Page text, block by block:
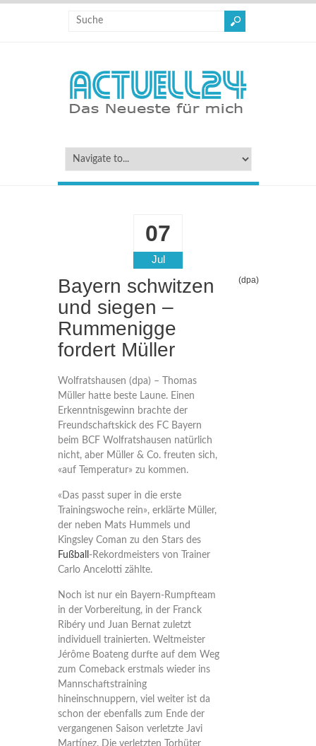
07
Jul
Bayern schwitzen
und siegen –
Rummenigge
fordert Müller
(dpa)
Wolfratshausen (dpa) – Thomas
Müller hatte beste Laune. Einen
Erkenntnisgewinn brachte der
Freundschaftskick des FC Bayern
beim BCF Wolfratshausen natürlich
nicht, aber Müller & Co. freuten sich,
«auf Temperatur» zu kommen.
«Das passt super in die erste
Trainingswoche rein», erklärte Müller,
der neben Mats Hummels und
Kingsley Coman zu den Stars des
Fußball -Rekordmeisters von Trainer
Carlo Ancelotti zählte.
Noch ist nur ein Bayern-Rumpfteam
in der Vorbereitung, in der Franck
Ribéry und Juan Bernat zuletzt
individuell trainierten. Weltmeister
Jérôme Boateng durfte auf dem Weg
zum Comeback erstmals wieder ins
Mannschaftstraining
hineinschnuppern, viel weiter ist da
schon der ebenfalls zum Ende der
vergangenen Saison verletzte Javi
Martínez. Die verletzten Torhüter